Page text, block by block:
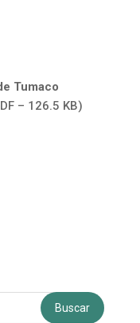
Tumaco
– 126.5 KB)